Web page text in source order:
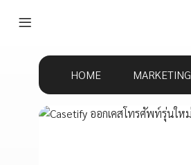
HOME MARKETING